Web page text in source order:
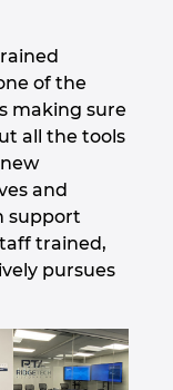
of the
making sure
all the tools
and
support
trained,
pursues